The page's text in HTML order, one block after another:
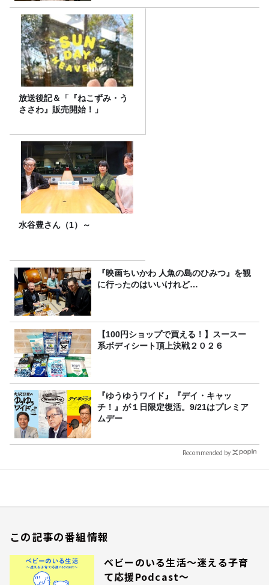
放送後記＆「『ねこずみ・う
ささわ』販売開始！」
水谷豊さん（1）～
『映画ちいかわ 人魚の島のひみつ』を観
に行ったのはいいけれど…
【100円ショップで買える！】スースー
系ボディシート頂上決戦２０２６
『ゆうゆうワイド』『デイ・キャッ
チ！』が１日限定復活。9/21はプレミア
ムデー
Recommended by
この記事の番組情報
ベビーのいる生活～迷える子育
て応援Podcast～